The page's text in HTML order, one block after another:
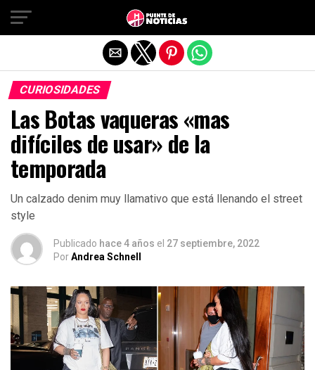
CURIOSIDADES
Las Botas vaqueras «mas
difíciles de usar» de la
temporada
Un calzado denim muy llamativo que está llenando el street
style
Publicado hace 4 años el 27 septiembre, 2022
PorAndrea Schnell
Salir de la versión móvil